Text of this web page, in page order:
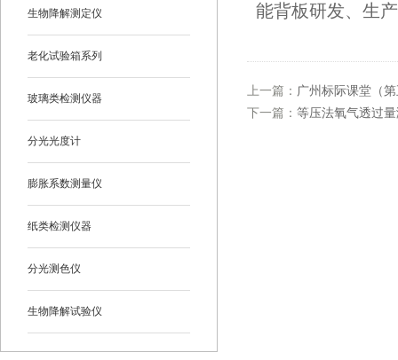
生物降解测定仪
老化试验箱系列
玻璃类检测仪器
分光光度计
膨胀系数测量仪
纸类检测仪器
分光测色仪
生物降解试验仪
能背板研发、生
上一篇： 广州标际课堂（
下一篇： 等压法氧气透过